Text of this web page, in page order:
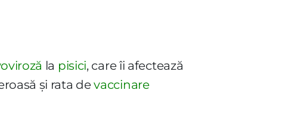
la pisici, care îi afectează
și rata devaccinare